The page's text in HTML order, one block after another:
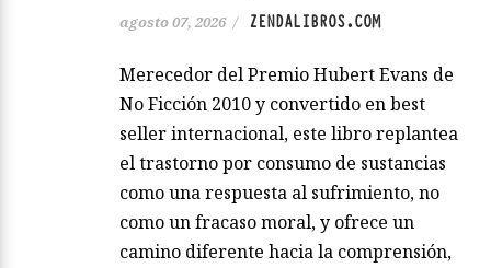
agosto 07, 2026 / ZENDALIBROS.COM
Merecedor del Premio Hubert Evans de
No Ficción 2010 y convertido en best
seller internacional, este libro replantea
el trastorno por consumo de sustancias
como una respuesta al sufrimiento, no
como un fracaso moral, y ofrece un
camino diferente hacia la comprensión,